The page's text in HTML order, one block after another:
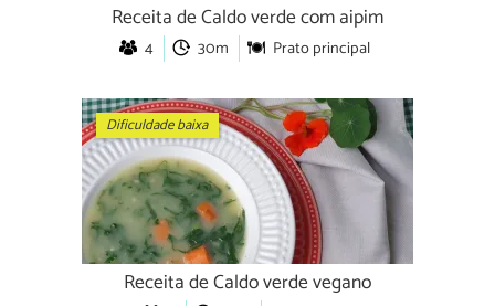
Receita de Caldo verde com aipim
4 30m Prato principal
Dificuldade baixa
Receita de Caldo verde vegano